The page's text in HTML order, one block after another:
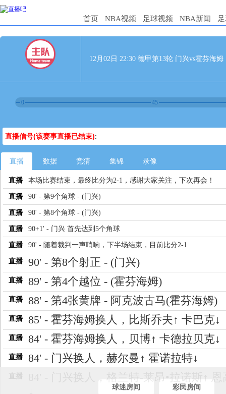
首页 NBA视频 足球视频 NBA新闻
12月02日 22:30 德甲第13轮 门兴vs霍芬海姆
0 45
直播信号(该赛事直播已结束):
直播 数据 竞猜 集锦 录像
直播 本场比赛结束，最终比分为2-1，感谢大家关注，下次再会！
直播 90' - 第9个角球 - (门兴)
直播 90' - 第8个角球 - (门兴)
直播 90+1' - 门兴 首先达到5个角球
直播 90' - 随着裁判一声哨响，下半场结束，目前比分2-1
直播 90' - 第8个射正 - (门兴)
直播 89' - 第4个越位 - (霍芬海姆)
直播 88' - 第4张黄牌 - 阿克波古马(霍芬海姆)
直播 85' - 霍芬海姆换人，比斯乔夫↑ 卡巴克↓
直播 84' - 霍芬海姆换人，贝博↑ 卡德拉贝克↓
直播 84' - 门兴换人，赫尔曼↑ 霍诺拉特↓
直播
84' - 门兴换人，格兰特-莱昂•拉诺斯↑ 恩
球迷房间 彩民房间